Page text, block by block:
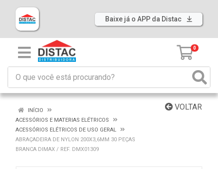
Baixe já o APP da Distac
0
VOLTAR
INÍCIO
ACESSÓRIOS E MATERIAS ELÉTRICOS
ACESSÓRIOS ELÉTRICOS DE USO GERAL
ABRAÇADEIRA DE NYLON 200X3,6MM 30 PEÇAS
BRANCA DIMAX / REF. DMX01309